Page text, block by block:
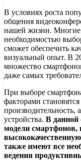
В условиях роста
общения
нашей жизни. Многие
необходимостью
сможет обеспечить
визуальный опыт. В
множество
даже самых
При выборе
факторами
производительность,
устройства. В данной
модели смартфонов,
также имеют все
ведения